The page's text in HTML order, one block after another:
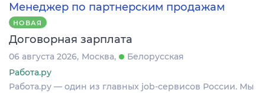
Менеджер по партнерским продажам
НОВАЯ
Договорная зарплата
06 августа 2026 Москва
Белорусская
Работа.ру
Работа.ру — один из главных job-сервисов России. Мы